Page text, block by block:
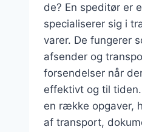
de? En speditør er
specialiserer sig i
varer. De fungerer
afsender og
forsendelser når
effektivt og til
en række opgaver,
af transport,